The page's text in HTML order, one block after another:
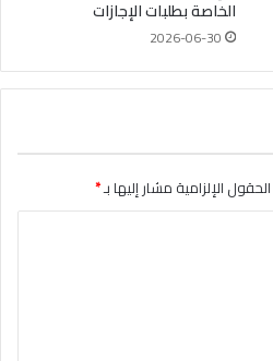
الخاصة بطلبات الإجازات
2026-06-30
الحقول الإلزامية مشار إليها بـ*